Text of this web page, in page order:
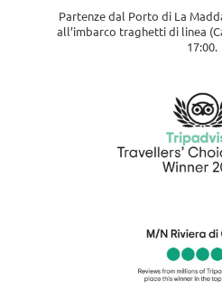
Partenze dal Porto di La
all’imbarco traghetti di linea
17:00.